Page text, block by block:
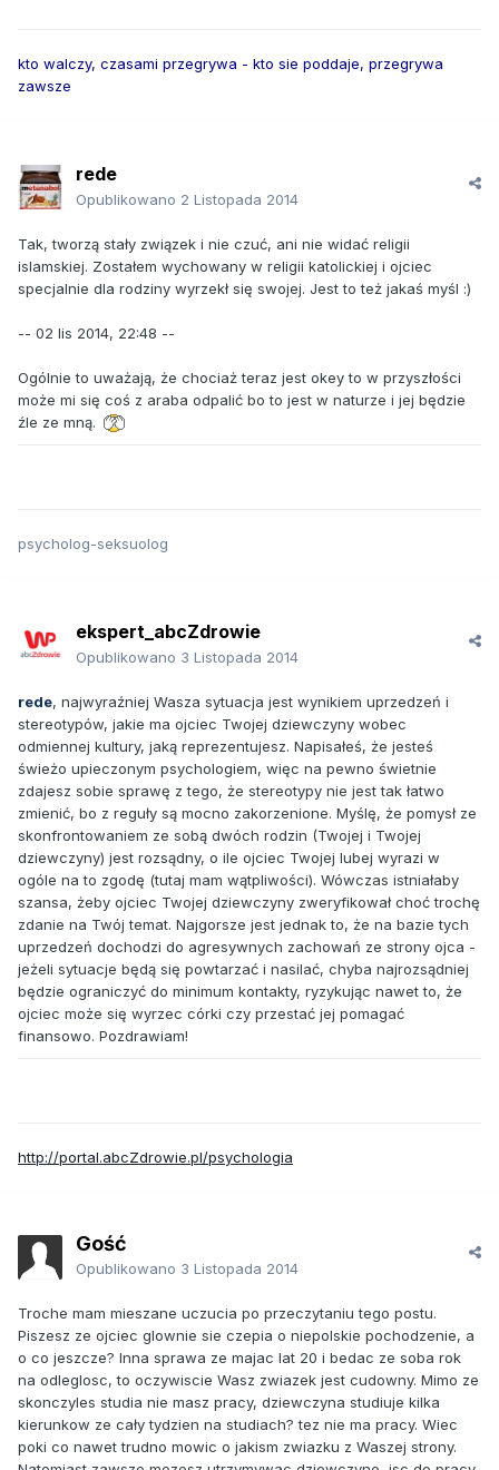
kto walczy, czasami przegrywa - kto sie poddaje, przegrywa
zawsze
rede
Opublikowano 2 Listopada 2014
Tak, tworzą stały związek i nie czuć, ani nie widać religii
islamskiej. Zostałem wychowany w religii katolickiej i ojciec
specjalnie dla rodziny wyrzekł się swojej. Jest to też jakaś myśl :)
-- 02 lis 2014, 22:48 --
Ogólnie to uważają, że chociaż teraz jest okey to w przyszłości
może mi się coś z araba odpalić bo to jest w naturze i jej będzie
źle ze mną.
psycholog-seksuolog
ekspert_abcZdrowie
Opublikowano 3 Listopada 2014
rede, najwyraźniej Wasza sytuacja jest wynikiem uprzedzeń i
stereotypów, jakie ma ojciec Twojej dziewczyny wobec
odmiennej kultury, jaką reprezentujesz. Napisałeś, że jesteś
świeżo upieczonym psychologiem, więc na pewno świetnie
zdajesz sobie sprawę z tego, że stereotypy nie jest tak łatwo
zmienić, bo z reguły są mocno zakorzenione. Myślę, że pomysł ze
skonfrontowaniem ze sobą dwóch rodzin (Twojej i Twojej
dziewczyny) jest rozsądny, o ile ojciec Twojej lubej wyrazi w
ogóle na to zgodę (tutaj mam wątpliwości). Wówczas istniałaby
szansa, żeby ojciec Twojej dziewczyny zweryfikował choć trochę
zdanie na Twój temat. Najgorsze jest jednak to, że na bazie tych
uprzedzeń dochodzi do agresywnych zachowań ze strony ojca -
jeżeli sytuacje będą się powtarzać i nasilać, chyba najrozsądniej
będzie ograniczyć do minimum kontakty, ryzykując nawet to, że
ojciec może się wyrzec córki czy przestać jej pomagać
finansowo. Pozdrawiam!
http://portal.abcZdrowie.pl/psychologia
Gość
Opublikowano 3 Listopada 2014
Troche mam mieszane uczucia po przeczytaniu tego postu.
Piszesz ze ojciec glownie sie czepia o niepolskie pochodzenie, a
o co jeszcze? Inna sprawa ze majac lat 20 i bedac ze soba rok
na odleglosc, to oczywiscie Wasz zwiazek jest cudowny. Mimo ze
skonczyles studia nie masz pracy, dziewczyna studiuje kilka
kierunkow ze cały tydzien na studiach? tez nie ma pracy. Wiec
poki co nawet trudno mowic o jakism zwiazku z Waszej strony.